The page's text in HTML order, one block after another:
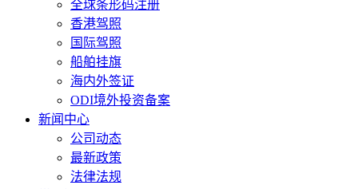
全球条形码注册
香港驾照
国际驾照
船舶挂旗
海内外签证
ODI境外投资备案
新闻中心
公司动态
最新政策
法律法规